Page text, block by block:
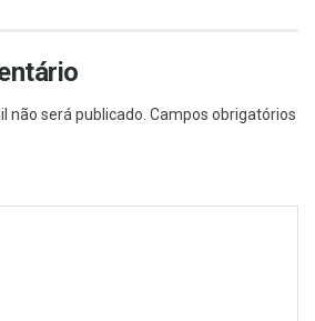
não será publicado. Campos obrigatórios